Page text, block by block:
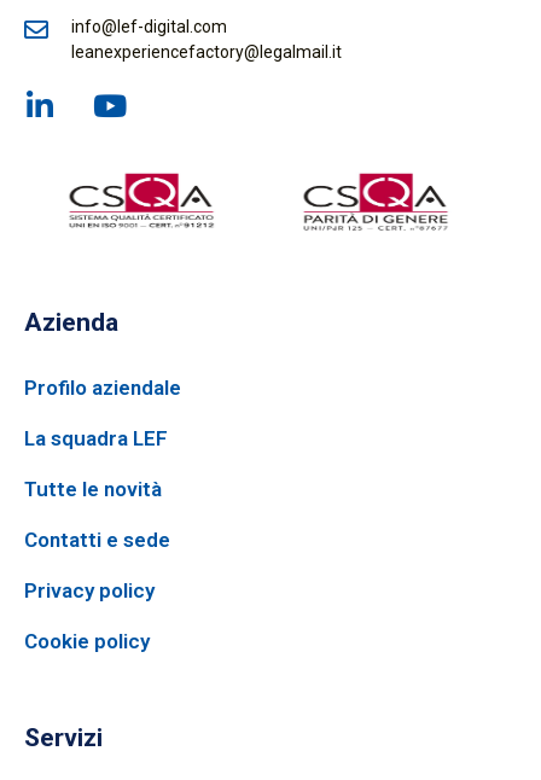
info@lef-digital.com
leanexperiencefactory@legalmail.it
Azienda
Profilo aziendale
La squadra LEF
Tutte le novità
Contatti e sede
Privacy policy
Cookie policy
Servizi